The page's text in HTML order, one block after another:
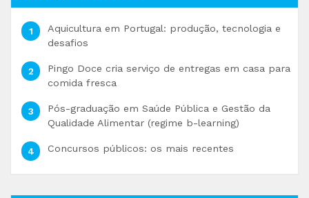
Aquicultura em Portugal: produção, tecnologia e
desafios
Pingo Doce cria serviço de entregas em casa para
comida fresca
Pós-graduação em Saúde Pública e Gestão da
Qualidade Alimentar (regime b-learning)
Concursos públicos: os mais recentes